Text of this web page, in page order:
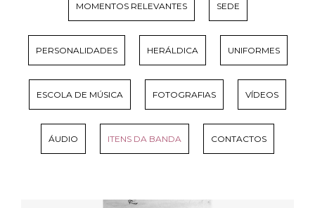
MOMENTOS RELEVANTES SEDE
PERSONALIDADES HERÁLDICA UNIFORMES
ESCOLA DE MÚSICA FOTOGRAFIAS VÍDEOS
ÁUDIO ITENS DA BANDA CONTACTOS